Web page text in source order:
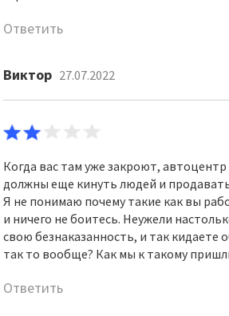
Ответить
Виктор 27.07.2022
Когда вас там уже закроют,
должны еще кинуть людей и
Я не понимаю почему такие как вы
и ничего не боитесь. Неужели
свою безнаказанность, и так кидаете
так то вообще? Как мы к такому
Ответить